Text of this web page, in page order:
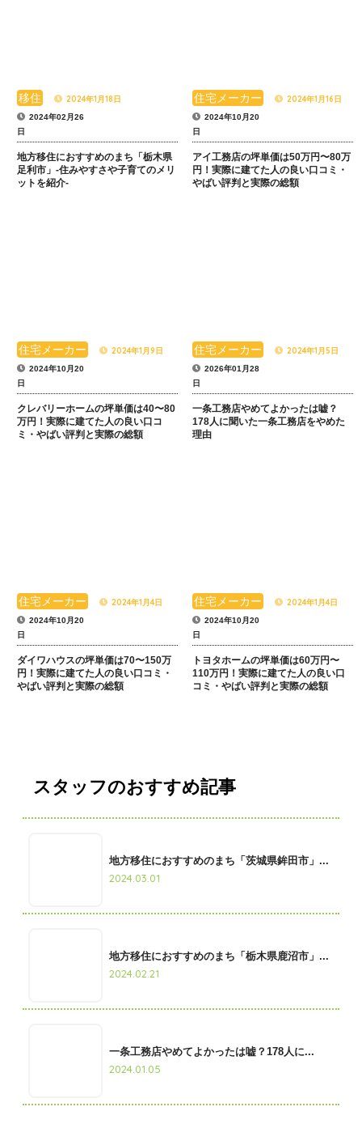
移住 2024年1月18日
2024年02月26
日
地方移住におすすめのまち「栃木県
足利市」-住みやすさや子育てのメリ
ットを紹介-
住宅メーカー 2024年1月16日
2024年10月20
日
アイ工務店の坪単価は50万円〜80万
円！実際に建てた人の良い口コミ・
やばい評判と実際の総額
住宅メーカー 2024年1月9日
2024年10月20
日
クレバリーホームの坪単価は40〜80
万円！実際に建てた人の良い口コ
ミ・やばい評判と実際の総額
住宅メーカー 2024年1月5日
2026年01月28
日
一条工務店やめてよかったは嘘？
178人に聞いた一条工務店をやめた
理由
住宅メーカー 2024年1月4日
2024年10月20
日
ダイワハウスの坪単価は70〜150万
円！実際に建てた人の良い口コミ・
やばい評判と実際の総額
住宅メーカー 2024年1月4日
2024年10月20
日
トヨタホームの坪単価は60万円〜
110万円！実際に建てた人の良い口
コミ・やばい評判と実際の総額
スタッフのおすすめ記事
地方移住におすすめのまち「茨城県鉾田市」...
2024.03.01
地方移住におすすめのまち「栃木県鹿沼市」...
2024.02.21
一条工務店やめてよかったは嘘？178人に...
2024.01.05